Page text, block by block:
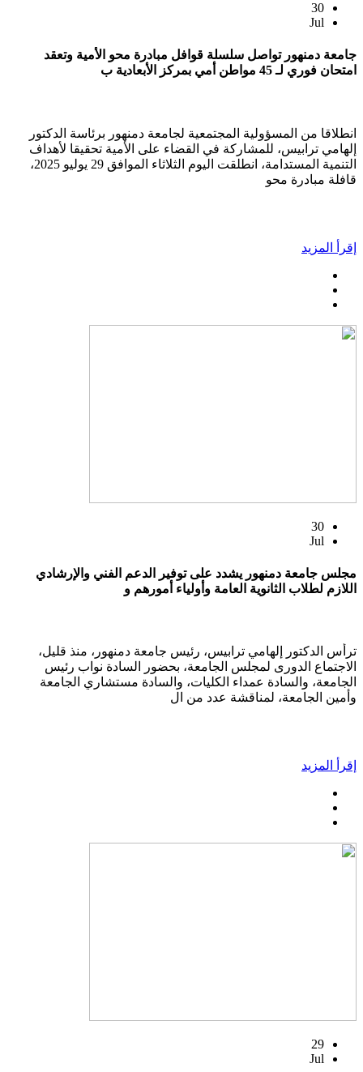
30
Jul
جامعة دمنهور تواصل سلسلة قوافل مبادرة محو الأمية وتعقد
امتحان فوري لـ 45 مواطن أمي بمركز الأبعادية ب
انطلاقا من المسؤولية المجتمعية لجامعة دمنهور برئاسة الدكتور
إلهامي ترابيس، للمشاركة في القضاء على الأمية تحقيقا لأهداف
التنمية المستدامة، انطلقت اليوم الثلاثاء الموافق 29 يوليو 2025،
قافلة مبادرة محو
إقرأ المزيد
30
Jul
مجلس جامعة دمنهور يشدد على توفير الدعم الفني والإرشادي
اللازم لطلاب الثانوية العامة وأولياء أمورهم و
ترأس الدكتور إلهامي ترابيس، رئيس جامعة دمنهور، منذ قليل،
الاجتماع الدورى لمجلس الجامعة، بحضور السادة نواب رئيس
الجامعة، والسادة عمداء الكليات، والسادة مستشاري الجامعة
وأمين الجامعة، لمناقشة عدد من ال
إقرأ المزيد
29
Jul